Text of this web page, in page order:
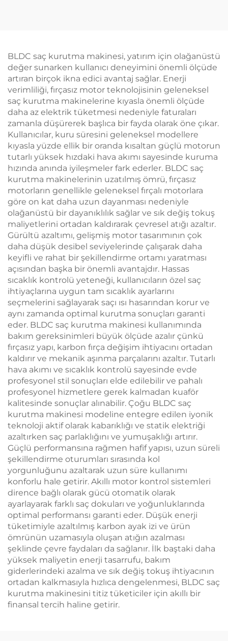
BLDC saç kurutma makinesi, yatırım için olağanüstü
değer sunarken kullanıcı deneyimini önemli ölçüde
artıran birçok ikna edici avantaj sağlar. Enerji
verimliliği, fırçasız motor teknolojisinin geleneksel
saç kurutma makinelerine kıyasla önemli ölçüde
daha az elektrik tüketmesi nedeniyle faturaları
zamanla düşürerek başlıca bir fayda olarak öne çıkar.
Kullanıcılar, kuru süresini geleneksel modellere
kıyasla yüzde ellik bir oranda kısaltan güçlü motorun
tutarlı yüksek hızdaki hava akımı sayesinde kuruma
hızında anında iyileşmeler fark ederler. BLDC saç
kurutma makinelerinin uzatılmış ömrü, fırçasız
motorların genellikle geleneksel fırçalı motorlara
göre on kat daha uzun dayanması nedeniyle
olağanüstü bir dayanıklılık sağlar ve sık değiş tokuş
maliyetlerini ortadan kaldırarak çevresel atığı azaltır.
Gürültü azaltımı, gelişmiş motor tasarımının çok
daha düşük desibel seviyelerinde çalışarak daha
keyifli ve rahat bir şekillendirme ortamı yaratması
açısından başka bir önemli avantajdır. Hassas
sıcaklık kontrolü yeteneği, kullanıcıların özel saç
ihtiyaçlarına uygun tam sıcaklık ayarlarını
seçmelerini sağlayarak saçı ısı hasarından korur ve
aynı zamanda optimal kurutma sonuçları garanti
eder. BLDC saç kurutma makinesi kullanımında
bakım gereksinimleri büyük ölçüde azalır çünkü
fırçasız yapı, karbon fırça değişim ihtiyacını ortadan
kaldırır ve mekanik aşınma parçalarını azaltır. Tutarlı
hava akımı ve sıcaklık kontrolü sayesinde evde
profesyonel stil sonuçları elde edilebilir ve pahalı
profesyonel hizmetlere gerek kalmadan kuaför
kalitesinde sonuçlar alınabilir. Çoğu BLDC saç
kurutma makinesi modeline entegre edilen iyonik
teknoloji aktif olarak kabarıklığı ve statik elektriği
azaltırken saç parlaklığını ve yumuşaklığı artırır.
Güçlü performansına rağmen hafif yapısı, uzun süreli
şekillendirme oturumları sırasında kol
yorgunluğunu azaltarak uzun süre kullanımı
konforlu hale getirir. Akıllı motor kontrol sistemleri
dirence bağlı olarak gücü otomatik olarak
ayarlayarak farklı saç dokuları ve yoğunluklarında
optimal performansı garanti eder. Düşük enerji
tüketimiyle azaltılmış karbon ayak izi ve ürün
ömrünün uzamasıyla oluşan atığın azalması
şeklinde çevre faydaları da sağlanır. İlk baştaki daha
yüksek maliyetin enerji tasarrufu, bakım
giderlerindeki azalma ve sık değiş tokuş ihtiyacının
ortadan kalkmasıyla hızlıca dengelenmesi, BLDC saç
kurutma makinesini titiz tüketiciler için akıllı bir
finansal tercih haline getirir.